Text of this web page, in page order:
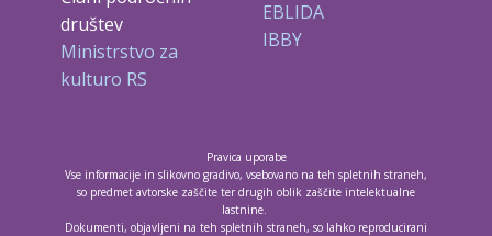
društev
Ministrstvo za
kulturo RS
EBLIDA
IBBY
Pravica uporabe
Vse informacije in slikovno gradivo, vsebovano na teh spletnih straneh,
so predmet avtorske zaščite ter drugih oblik zaščite intelektualne
lastnine.
Dokumenti, objavljeni na teh spletnih straneh, so lahko reproducirani